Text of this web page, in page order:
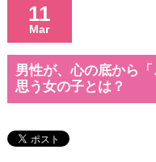
11
Mar
男性が、心の底から
思う女の子とは？